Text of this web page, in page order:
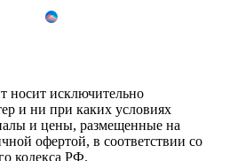
вы
i
это
носит исключительно
и ни при каких условиях
и цены, размещенные на
офертой, в соответствии со
кодекса РФ.